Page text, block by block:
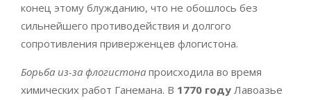
конец этому блужданию, что не обошлось без
сильнейшего противодействия и долгого
сопротивления приверженцев флогистона.
Борьба из-за флогистона происходила во время
химических работ Ганемана. В 1770 году Лавоазье